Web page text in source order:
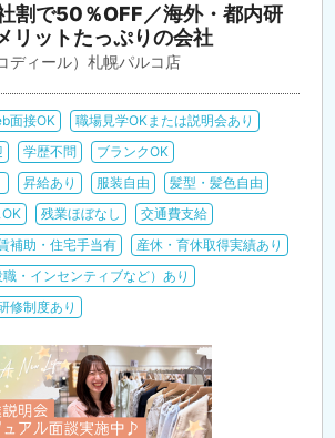
で50％OFF／海外・都内研
リットたっぷりの会社
ディール）札幌パルコ店
面接OK
職場見学OKまたは説明会あり
学歴不問
ブランクOK
昇給あり 服装自由
髪型・髪色自由
OK 残業ほぼなし
交通費支給
補助・住宅手当有
産休・育休取得実績あり
・インセンティブなど）あり
修制度あり